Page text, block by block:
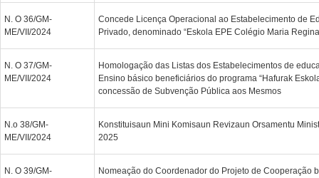
N. O 36/GM-
ME/VII/2024
Concede Licença Operacional ao Estabelecimento de
Privado, denominado “Eskola EPE Colégio Maria
N. O 37/GM-
ME/VII/2024
Homologação das Listas dos Estabelecimentos de
Ensino básico beneficiários do programa “Hafurak
concessão de Subvenção Pública aos Mesmos
N.o 38/GM-
ME/VII/2024
Konstituisaun Mini Komisaun Revizaun Orsamentu
2025
N. O 39/GM-
Nomeação do Coordenador do Projeto de Cooperação